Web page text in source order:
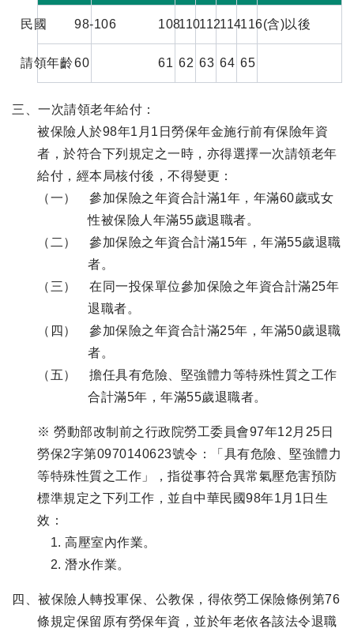
民國 98-106 108110112114116(含)以後
請領年齡60 61 62 63 64 65
三、一次請領老年給付：
被保險人於98年1月1日勞保年金施行前有保險年資
者，於符合下列規定之一時，亦得選擇一次請領老年
給付，經本局核付後，不得變更：
（一） 參加保險之年資合計滿1年，年滿60歲或女
性被保險人年滿55歲退職者。
（二） 參加保險之年資合計滿15年，年滿55歲退職
者。
（三） 在同一投保單位參加保險之年資合計滿25年
退職者。
（四） 參加保險之年資合計滿25年，年滿50歲退職
者。
（五） 擔任具有危險、堅強體力等特殊性質之工作
合計滿5年，年滿55歲退職者。
※ 勞動部改制前之行政院勞工委員會97年12月25日
勞保2字第0970140623號令：「具有危險、堅強體力
等特殊性質之工作」，指從事符合異常氣壓危害預防
標準規定之下列工作，並自中華民國98年1月1日生
效：
高壓室內作業。
潛水作業。
四、被保險人轉投軍保、公教保，得依勞工保險條例第76
條規定保留原有勞保年資，並於年老依各該法令退職